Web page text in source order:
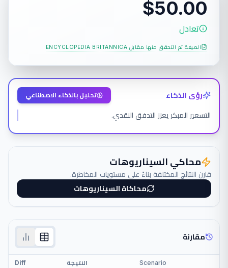
$50.00
تعادل
الصيغة تم التحقق منها مقابل ENCYCLOPEDIA BRITANNICA
رؤى الذكاء تحليل بالذكاء الاصطناعي
التسعير المبكر يعزز التدفق النقدي.
محاكي السيناريوهات
قارن النتائج المختلفة بناءً على مستويات المخاطرة.
محاكاة السيناريوهات
مقارنة
Scenario النتيجة Diff